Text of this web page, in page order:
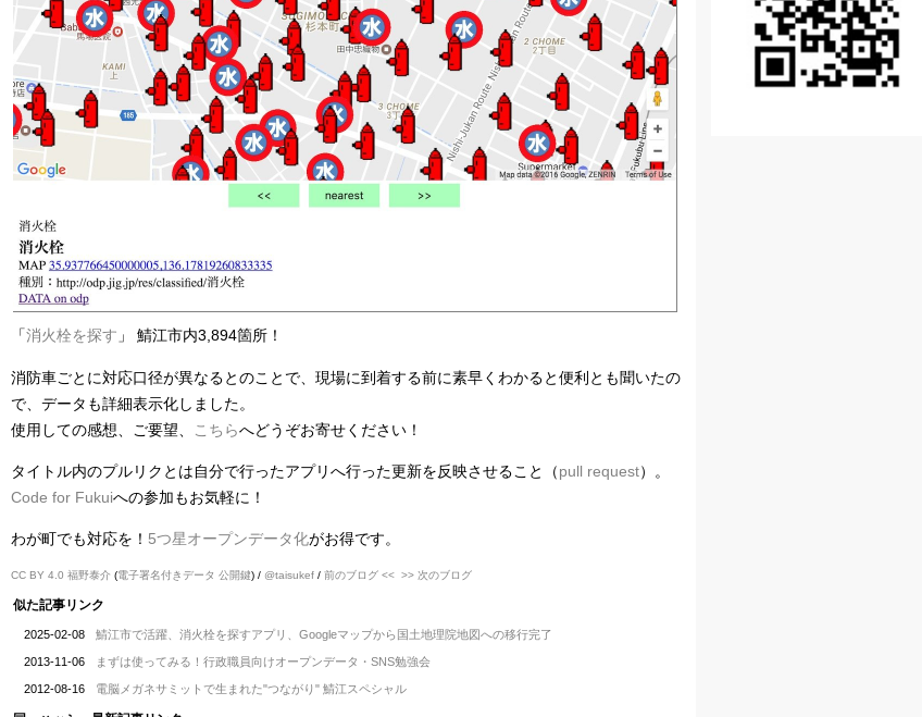
「消火栓を探す 」 鯖江市内3,894箇所！
消防車ごとに対応口径が異なるとのことで、現場に到着する前に素早くわかると便利とも聞いたの
で、データも詳細表示化しました。
使用しての感想、ご要望、
こちらへどうぞお寄せください！
タイトル内のプルリクとは自分で行ったアプリへ行った更新を反映させること（pull request）。
Code for Fukuiへの参加もお気軽に！
わが町でも対応を！ 5つ星オープンデータ化がお得です。
CC BY 4.0 福野泰介 (電子署名付きデータ 公開鍵) / @taisukef / 前のブログ << >> 次のブログ
似た記事リンク
2025-02-08 鯖江市で活躍、消火栓を探すアプリ、Googleマップから国土地理院地図への移行完了
2013-11-06 まずは使ってみる！行政職員向けオープンデータ・SNS勉強会
2012-08-16 電脳メガネサミットで生まれた"つながり" 鯖江スペシャル